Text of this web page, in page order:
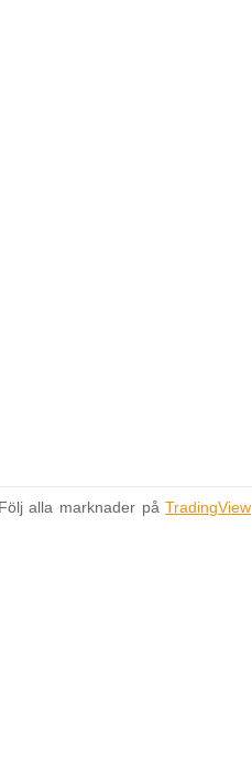
Följ alla marknader påTradingView